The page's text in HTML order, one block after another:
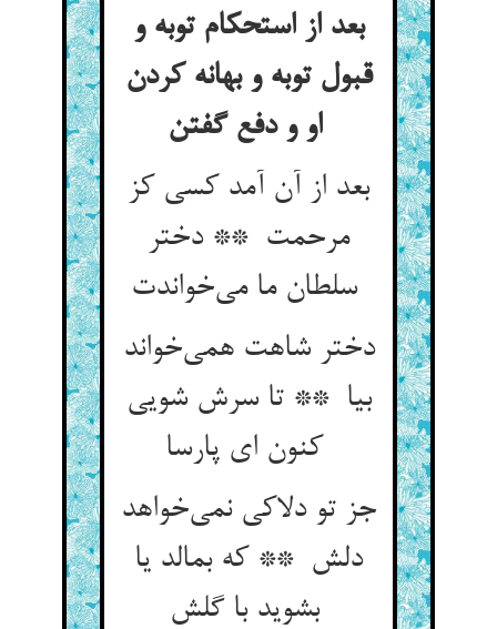
بعد از استحکام توبه و
قبول توبه و بهانه کردن
او و دفع گفتن
بعد از آن آمد کسی کز
مرحمت ** دختر
سلطان ما می‌خواندت
دختر شاهت همی‌خواند
بیا ** تا سرش شویی
جز تو دلاکی نمی‌خواهد
دلش ** که بمالد یا
بشوید با گلش